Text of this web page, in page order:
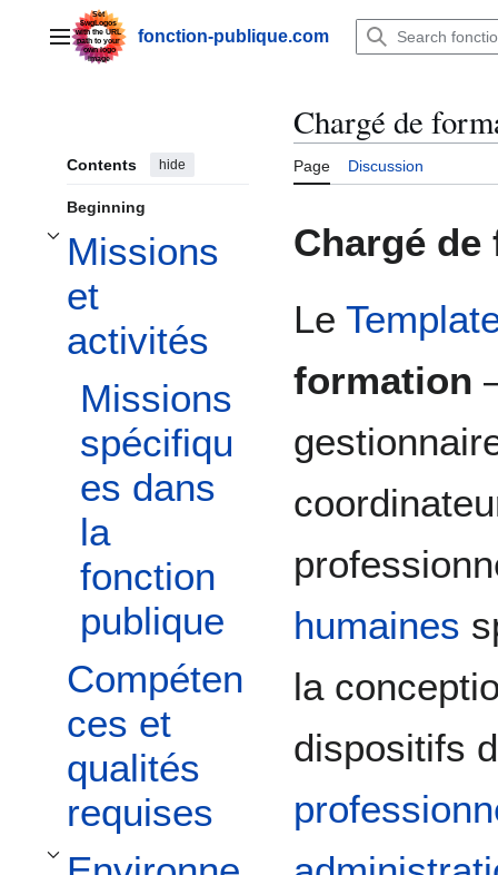
contentMain menufonction-publique.com
Contents hide
Beginning
Missions
et
activités
Toggle Missions et activités subsection
Missions
spécifiqu
es dans
la
fonction
publique
Compéten
ces et
qualités
requises
Toggle Environnement professionnel subsection
Chargé de
Page Discussion
Chargé
Le
formation
humaines
la
dispositifs